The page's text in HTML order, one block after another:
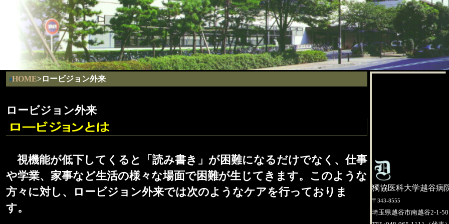
獨協医科大学越谷病
〒343-8555
埼玉県越谷市南越谷2-1-50
HOME>ロービジョン外来
ロービジョン外来
視機能が低下してくると「読み書き」が困難になるだけでなく、仕事
や学業、家事など生活の様々な場面で困難が生じてきます。このような
方々に対し、ロービジョン外来では次のようなケアを行っておりま
す。